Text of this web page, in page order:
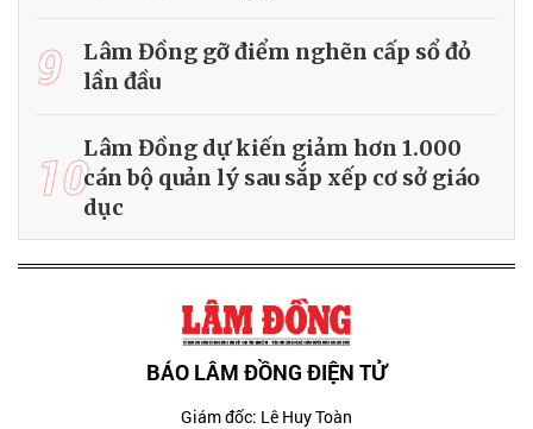
9
Lâm Đồng gỡ điểm nghẽn cấp sổ đỏ
lần đầu
10Lâm Đồng dự kiến giảm hơn 1.000
cán bộ quản lý sau sắp xếp cơ sở giáo
dục
BÁO LÂM ĐỒNG ĐIỆN TỬ
Giám đốc: Lê Huy Toàn